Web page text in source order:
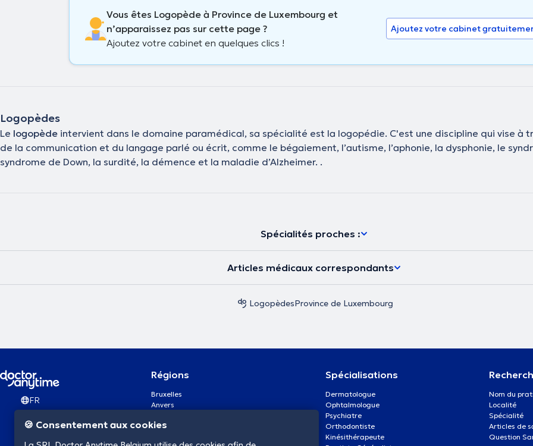
Vous êtes Logopède à Province de Luxembourg et
n’apparaissez pas sur cette page ?
Ajoutez votre cabinet en quelques clics !
Ajoutez votre cabinet
Logopèdes
Le logopède intervient dans le domaine paramédical, sa spécialité est la logopédie. C'est une discipline qui vise à
de la communication et du langage parlé ou écrit, comme le bégaiement, l’autisme, l’aphonie, la dysphonie, le
syndrome de Down, la surdité, la démence et la maladie d’Alzheimer. .
Spécialités proches :
Articles médicaux correspondants
LogopèdesProvince de Luxembourg
FR
Régions
Bruxelles
Anvers
Charleroi
Spécialisations
Dermatologue
Ophtalmologue
Psychiatre
Orthodontiste
Kinésithérapeute
Nom du
Localité
Spécialité
Articles de
Question
🍪 Consentement aux cookies